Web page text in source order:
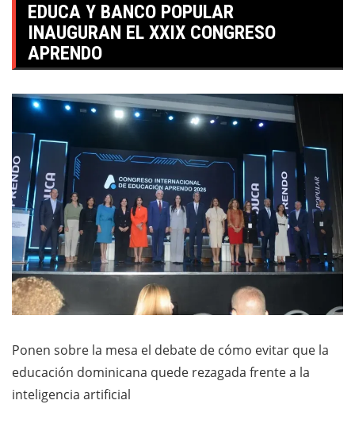
EDUCA Y BANCO POPULAR
INAUGURAN EL XXIX CONGRESO
APRENDO
Ponen sobre la mesa el debate de cómo evitar que la
educación dominicana quede rezagada frente a la
inteligencia artificial